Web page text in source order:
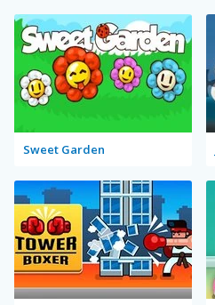
Sweet Garden